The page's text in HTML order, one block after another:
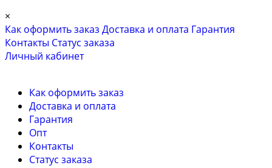
×
Как оформить заказ Доставка и оплата Гарантия
Контакты Cтатус заказа
Личный кабинет
Как оформить заказ
Доставка и оплата
Гарантия
Опт
Контакты
Cтатус заказа